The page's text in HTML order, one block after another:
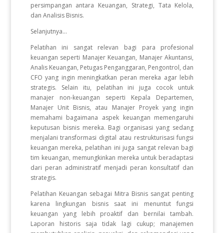
persimpangan antara Keuangan, Strategi, Tata Kelola,
dan Analisis Bisnis.
Selanjutnya...
Pelatihan ini sangat relevan bagi para profesional
keuangan seperti Manajer Keuangan, Manajer Akuntansi,
Analis Keuangan, Petugas Penganggaran, Pengontrol, dan
CFO yang ingin meningkatkan peran mereka agar lebih
strategis. Selain itu, pelatihan ini juga cocok untuk
manajer non-keuangan seperti Kepala Departemen,
Manajer Unit Bisnis, atau Manajer Proyek yang ingin
memahami bagaimana aspek keuangan memengaruhi
keputusan bisnis mereka. Bagi organisasi yang sedang
menjalani transformasi digital atau restrukturisasi fungsi
keuangan mereka, pelatihan ini juga sangat relevan bagi
tim keuangan, memungkinkan mereka untuk beradaptasi
dari peran administratif menjadi peran konsultatif dan
strategis.
Pelatihan Keuangan sebagai Mitra Bisnis sangat penting
karena lingkungan bisnis saat ini menuntut fungsi
keuangan yang lebih proaktif dan bernilai tambah.
Laporan historis saja tidak lagi cukup; manajemen